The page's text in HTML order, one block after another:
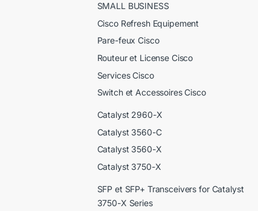
SMALL BUSINESS
Cisco Refresh Equipement
Pare-feux Cisco
Routeur et License Cisco
Services Cisco
Switch et Accessoires Cisco
Catalyst 2960-X
Catalyst 3560-C
Catalyst 3560-X
Catalyst 3750-X
SFP et SFP+ Transceivers for Catalyst
3750-X Series